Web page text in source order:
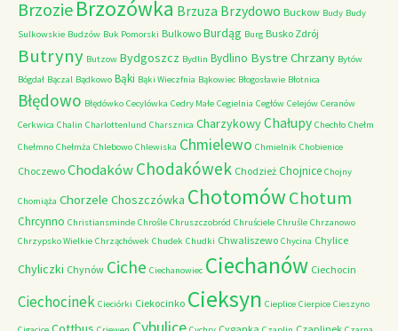
Brzozie Brzozówka Brzuza Brzydowo Buckow Budy Budy
Sulkowskie Budzów Buk Pomorski Bulkowo Burdąg Burg Busko Zdrój
Butryny Butzow Bydgoszcz Bydlin Bydlino Bystre Chrzany Bytów
Bógdał Bączal Bądkowo Bąki Bąki Wieczfnia Bąkowiec Błogosławie Błotnica
Błędowo Błędówko Cecylówka Cedry Małe Cegielnia Cegłów Celejów Ceranów
Cerkwica Chalin Charlottenlund Charsznica CharzykowyChałupy Chechło Chełm
Chełmno Chełmża Chlebowo Chlewiska Chmielewo Chmielnik Chobienice
Choczewo ChodakówChodakówek Chodzież Chojnice Chojny
Chomiąża Chorzele Choszczówka ChotomówChotum
Chrcynno Christiansminde Chrośle Chruszczobród Chruściele Chruśle Chrzanowo
Chrzypsko Wielkie Chrząchówek Chudek Chudki Chwaliszewo Chycina Chylice
Chyliczki Chynów Ciche Ciechanowiec Ciechanów Ciechocin
Ciechocinek Cieciórki Ciekocinko Cieksyn Cieplice Cierpice Cieszyno